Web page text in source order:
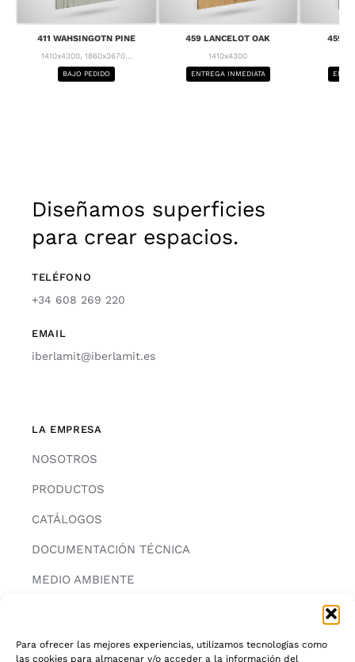
Para ofrecer las mejores experiencias, utilizamos tecnologías como
las cookies para almacenar y/o acceder a la información del
411 WAHSINGOTN PINE
1410x4300, 1860x3670...
BAJO PEDIDO
459 LANCELOT OAK
1410x4300
ENTREGA INMEDIATA
459
Diseñamos superficies
para crear espacios.
TELÉFONO
+34 608 269 220
EMAIL
iberlamit@iberlamit.es
LA EMPRESA
NOSOTROS
PRODUCTOS
CATÁLOGOS
DOCUMENTACIÓN TÉCNICA
MEDIO AMBIENTE